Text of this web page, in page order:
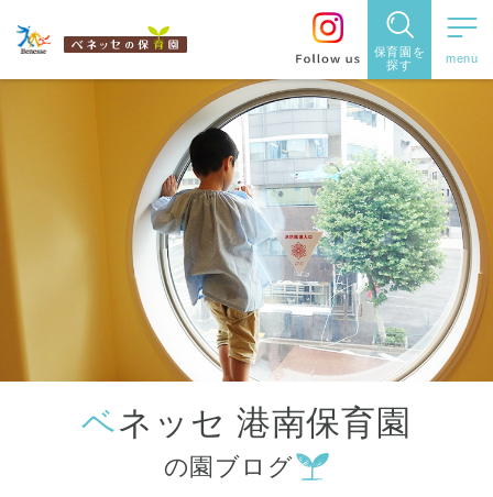
保育園を
探す
保育園を探す
住所・駅
名から探
す
都道府県
から探す
ベネッセ 港南保育園
の園ブログ